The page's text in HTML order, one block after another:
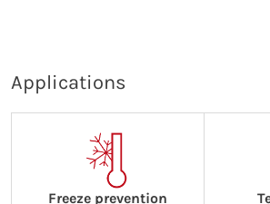
Applications
Freeze prevention